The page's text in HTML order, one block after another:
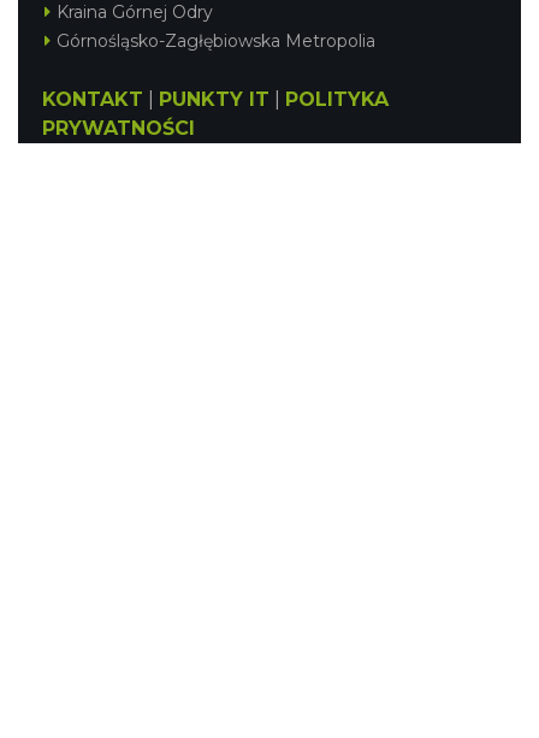
Kraina Górnej Odry
Górnośląsko-Zagłębiowska Metropolia
KONTAKT PUNKTY IT
POLITYKA
PRYWATNOŚCI